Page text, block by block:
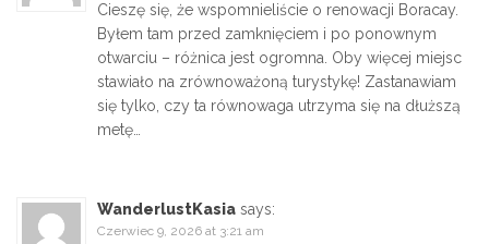
Cieszę się, że wspomnieliście o renowacji Boracay.
Byłem tam przed zamknięciem i po ponownym
otwarciu – różnica jest ogromna. Oby więcej miejsc
stawiało na zrównoważoną turystykę! Zastanawiam
się tylko, czy ta równowaga utrzyma się na dłuższą
metę…
WanderlustKasia says:
Czerwiec 9, 2026 at 3:21 am